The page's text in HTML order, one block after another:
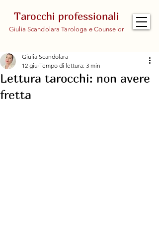
Tarocchi professionali
Giulia Scandolara Tarologa e Counselor
Lettura tarocchi: non avere
fretta
Giulia Scandolara
12 giu Tempo di lettura: 3 min